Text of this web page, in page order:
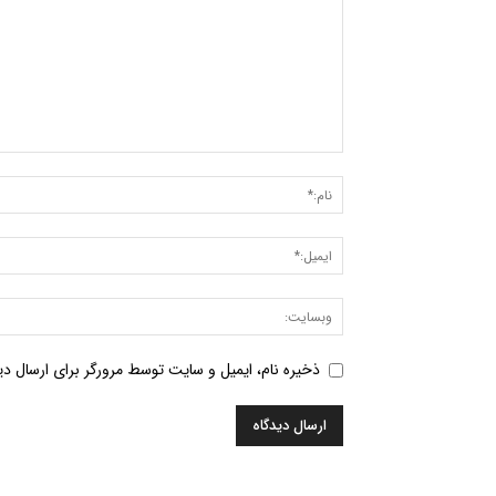
ذخیره نام، ایمیل و سایت توسط مرورگر برای ارسال